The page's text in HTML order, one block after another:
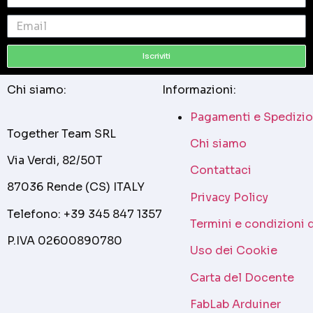
Iscriviti
Chi siamo:
Together Team SRL
Via Verdi, 82/50T
87036 Rende (CS) ITALY
Telefono: +39 345 847 1357
P.IVA 02600890780
Informazioni:
Pagamenti e
Chi siamo
Contattaci
Privacy Policy
Termini e condizioni
Uso dei Cookie
Carta del Docente
FabLab Arduiner